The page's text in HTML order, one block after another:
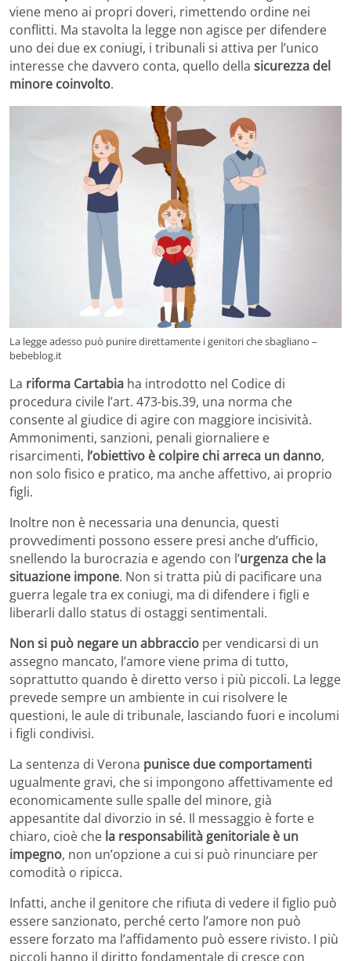
viene meno ai propri doveri, rimettendo ordine nei
conflitti. Ma stavolta la legge non agisce per difendere
uno dei due ex coniugi, i tribunali si attiva per l’unico
interesse che davvero conta, quello della sicurezza del
minore coinvolto.
La legge adesso può punire direttamente i genitori che sbagliano –
bebeblog.it
La riforma Cartabia ha introdotto nel Codice di
procedura civile l’art. 473-bis.39, una norma che
consente al giudice di agire con maggiore incisività.
Ammonimenti, sanzioni, penali giornaliere e
risarcimenti, l’obiettivo è colpire chi arreca un danno,
non solo fisico e pratico, ma anche affettivo, ai proprio
figli.
Inoltre non è necessaria una denuncia, questi
provvedimenti possono essere presi anche d’ufficio,
snellendo la burocrazia e agendo con l’urgenza che la
situazione impone. Non si tratta più di pacificare una
guerra legale tra ex coniugi, ma di difendere i figli e
liberarli dallo status di ostaggi sentimentali.
Non si può negare un abbraccio per vendicarsi di un
assegno mancato, l’amore viene prima di tutto,
soprattutto quando è diretto verso i più piccoli. La legge
prevede sempre un ambiente in cui risolvere le
questioni, le aule di tribunale, lasciando fuori e incolumi
i figli condivisi.
La sentenza di Verona punisce due comportamenti
ugualmente gravi, che si impongono affettivamente ed
economicamente sulle spalle del minore, già
appesantite dal divorzio in sé. Il messaggio è forte e
chiaro, cioè che la responsabilità genitoriale è un
impegno, non un’opzione a cui si può rinunciare per
comodità o ripicca.
Infatti, anche il genitore che rifiuta di vedere il figlio può
essere sanzionato, perché certo l’amore non può
essere forzato ma l’affidamento può essere rivisto. I più
piccoli hanno il diritto fondamentale di cresce con